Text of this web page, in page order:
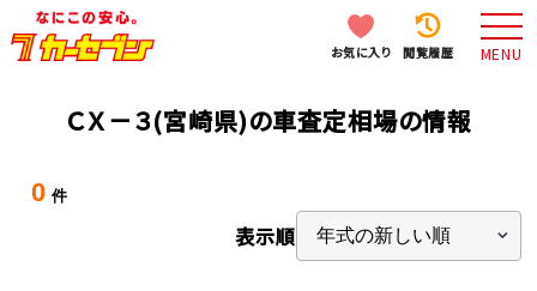
お気に入り 閲覧履歴 MENU
ＣＸ－３(宮崎県)の車査定相場の情報
0 件
表示順